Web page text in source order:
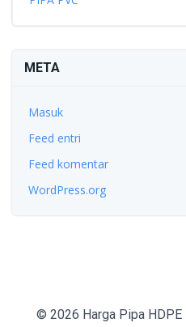
META
Masuk
Feed entri
Feed komentar
WordPress.org
© 2026 Harga Pipa HDPE